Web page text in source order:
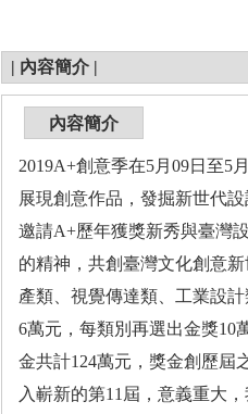
| 內容簡介 |
內容簡介
2019A+創意季在5月09日至5
展現創意作品，發掘新世代
邀請A+歷年獲獎新秀與臺灣
的精神，共創臺灣文化創意
產類、視覺傳達類、工業設
6萬元，每類別再選出金獎10
金共計124萬元，獎金創歷屆
入嶄新的第11屆，意義重大